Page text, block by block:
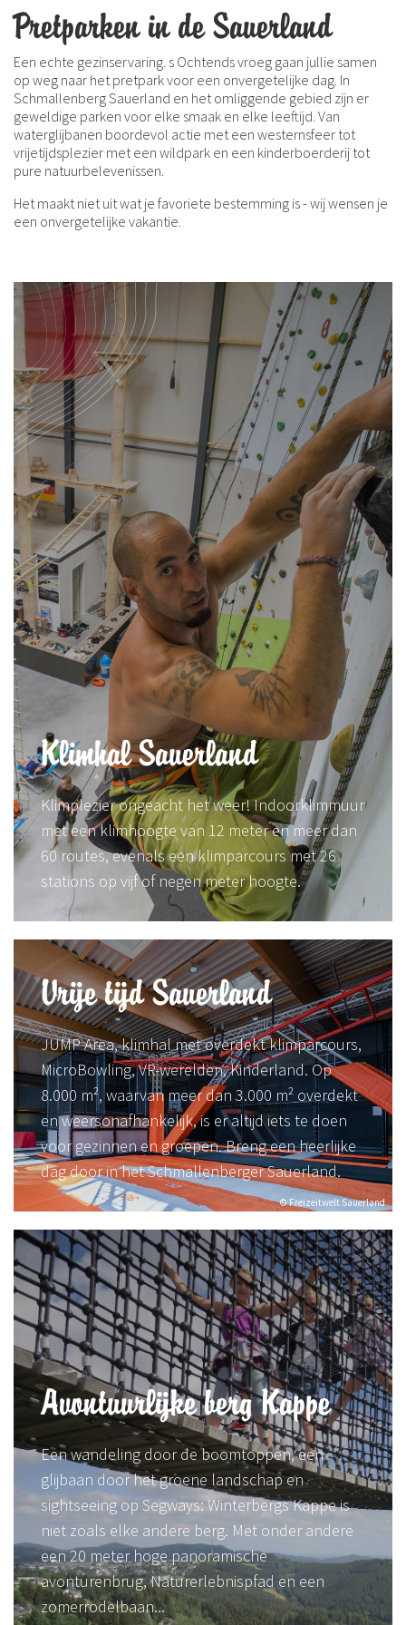
Pretparken in de Sauerland
Een echte gezinservaring. s Ochtends vroeg gaan jullie samen
op weg naar het pretpark voor een onvergetelijke dag. In
Schmallenberg Sauerland en het omliggende gebied zijn er
geweldige parken voor elke smaak en elke leeftijd. Van
waterglijbanen boordevol actie met een westernsfeer tot
vrijetijdsplezier met een wildpark en een kinderboerderij tot
pure natuurbelevenissen.
Het maakt niet uit wat je favoriete bestemming is - wij wensen je
een onvergetelijke vakantie.
Klimhal Sauerland
Klimplezier ongeacht het weer! Indoorklimmuur
met een klimhoogte van 12 meter en meer dan
60 routes, evenals een klimparcours met 26
stations op vijf of negen meter hoogte.
© Freizeitwelt Sauerland
Vrije tijd Sauerland
JUMP Area, klimhal met overdekt klimparcours,
MicroBowling, VR-werelden, Kinderland. Op
8.000 m², waarvan meer dan 3.000 m² overdekt
en weersonafhankelijk, is er altijd iets te doen
voor gezinnen en groepen. Breng een heerlijke
dag door in het Schmallenberger Sauerland.
Avontuurlijke berg Kappe
Een wandeling door de boomtoppen, een
glijbaan door het groene landschap en
sightseeing op Segways: Winterbergs Kappe is
niet zoals elke andere berg. Met onder andere
een 20 meter hoge panoramische
avonturenbrug, Naturerlebnispfad en een
zomerrodelbaan...